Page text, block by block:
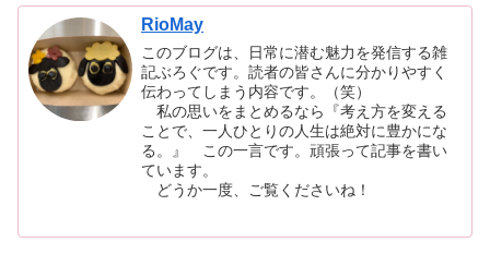
RioMay
このブログは、日常に潜む魅力を発信する雑
記ぶろぐです。読者の皆さんに分かりやすく
伝わってしまう内容です。（笑）
私の思いをまとめるなら『考え方を変える
ことで、一人ひとりの人生は絶対に豊かにな
る。』 この一言です。頑張って記事を書い
ています。
どうか一度、ご覧くださいね！